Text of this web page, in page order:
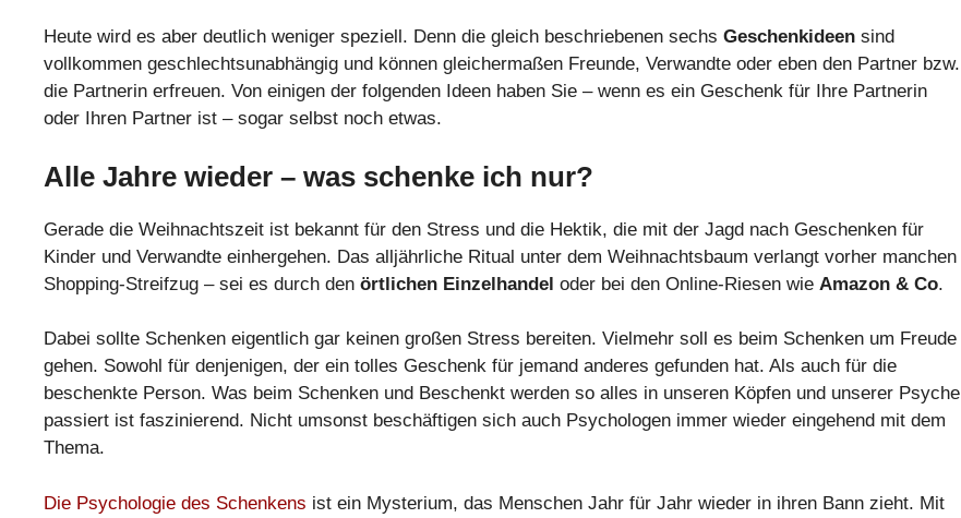
Heute wird es aber deutlich weniger speziell. Denn die gleich beschriebenen sechs Geschenkideen sind
vollkommen geschlechtsunabhängig und können gleichermaßen Freunde, Verwandte oder eben den Partner bzw.
die Partnerin erfreuen. Von einigen der folgenden Ideen haben Sie – wenn es ein Geschenk für Ihre Partnerin
oder Ihren Partner ist – sogar selbst noch etwas.
Alle Jahre wieder – was schenke ich nur?
Gerade die Weihnachtszeit ist bekannt für den Stress und die Hektik, die mit der Jagd nach Geschenken für
Kinder und Verwandte einhergehen. Das alljährliche Ritual unter dem Weihnachtsbaum verlangt vorher manchen
Shopping-Streifzug – sei es durch den örtlichen Einzelhandel oder bei den Online-Riesen wie Amazon & Co.
Dabei sollte Schenken eigentlich gar keinen großen Stress bereiten. Vielmehr soll es beim Schenken um Freude
gehen. Sowohl für denjenigen, der ein tolles Geschenk für jemand anderes gefunden hat. Als auch für die
beschenkte Person. Was beim Schenken und Beschenkt werden so alles in unseren Köpfen und unserer Psyche
passiert ist faszinierend. Nicht umsonst beschäftigen sich auch Psychologen immer wieder eingehend mit dem
Thema.
Die Psychologie des Schenkens ist ein Mysterium, das Menschen Jahr für Jahr wieder in ihren Bann zieht. Mit